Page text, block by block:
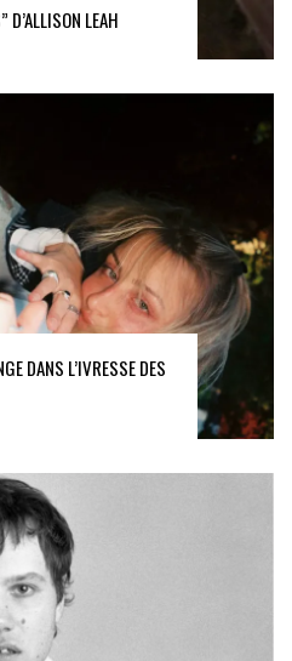
D’ALLISON LEAH
DANS L’IVRESSE DES